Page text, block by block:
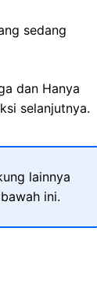
sedang
dan Hanya
selanjutnya.
lainnya
ini.